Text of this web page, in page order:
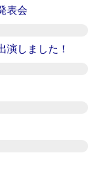
表会
演しました！